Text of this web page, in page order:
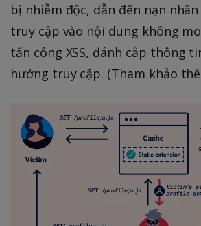
bị nhiễm độc, dẫn đến nạn
truy cập vào nội dung không
tấn công XSS, đánh cắp thông
hướng truy cập. (Tham khảo